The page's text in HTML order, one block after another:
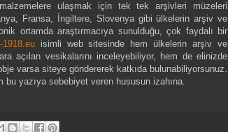
ulaşmak için tek tek arşivleri müzeleri
Fransa, İngiltere, Slovenya gibi ülkelerin arşiv ve
ortamda araştırmacıya sunulduğu, çok faydalı bir
1918.euisimli web sitesinde hem ülkelerin arşiv ve
açılan vesikalarını inceleyebiliyor, hem de elinizde
varsa siteye göndererek katkıda bulunabiliyorsunuz.
yazıya sebebiyet veren hususun izahına.